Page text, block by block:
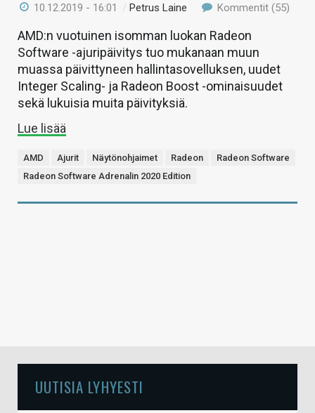
10.12.2019 - 16:01 /Petrus Laine Kommentit (55)
AMD:n vuotuinen isomman luokan Radeon
Software -ajuripäivitys tuo mukanaan muun
muassa päivittyneen hallintasovelluksen, uudet
Integer Scaling- ja Radeon Boost -ominaisuudet
sekä lukuisia muita päivityksiä.
Lue lisää
AMD Ajurit Näytönohjaimet Radeon
Radeon Software
Radeon Software Adrenalin 2020 Edition
UUTISIA LYHYESTI